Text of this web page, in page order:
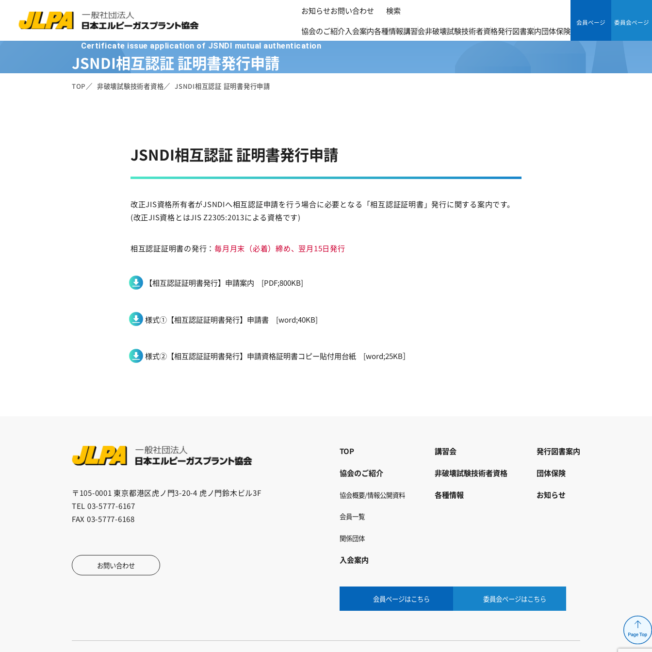
お知らせお問い合わせ
検索
協会のご紹介入会案内各種情報講習会非破壊試験技術者資格発行図書案内団体保険
会員ページ 委員会ページ
Certificate issue application of JSNDI mutual authentication
JSNDI相互認証 証明書発行申請
TOP 非破壊試験技術者資格 JSNDI相互認証 証明書発行申請
JSNDI相互認証 証明書発行申請
改正JIS資格所有者がJSNDIへ相互認証申請を行う場合に必要となる「相互認証証明書」発行に関する案内です。
(改正JIS資格とはJIS Z2305:2013による資格です)
相互認証証明書の発行：毎月月末（必着）締め、翌月15日発行
【相互認証証明書発行】申請案内 [PDF;800KB]
様式①【相互認証証明書発行】申請書 [word;40KB]
様式②【相互認証証明書発行】申請資格証明書コピー貼付用台紙 [word;25KB］
〒105-0001 東京都港区虎ノ門3-20-4 虎ノ門鈴木ビル3F
TEL 03-5777-6167
FAX 03-5777-6168
お問い合わせ
TOP
協会のご紹介
協会概要/情報公開資料
会員一覧
関係団体
入会案内
講習会
非破壊試験技術者資格
各種情報
発行図書案内
団体保険
お知らせ
会員ページはこちら 委員会ページはこちら